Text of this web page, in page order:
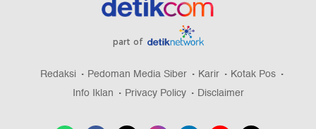
part of
Redaksi Pedoman Media Siber Karir
Kotak Pos
Info Iklan
Privacy Policy Disclaimer